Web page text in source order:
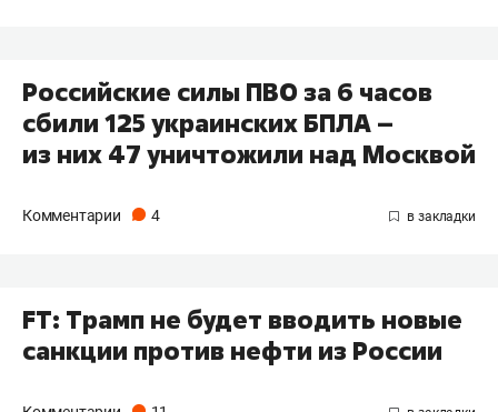
Российские силы ПВО за 6 часов
сбили 125 украинских БПЛА –
из них 47 уничтожили над Москвой
Комментарии 4
FT: Трамп не будет вводить новые
санкции против нефти из России